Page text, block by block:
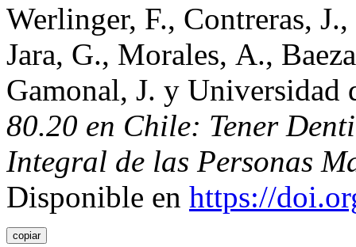
Werlinger, F., Contreras,
Jara, G., Morales, A.,
Gamonal, J. y
80.20 en Chile: Tener
Integral de las Personas
Disponible en https://
copiar